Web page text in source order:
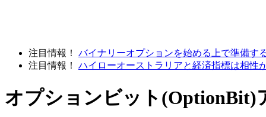
注目情報！
バイナリーオプションを始める上で準備す
注目情報！
ハイローオーストラリアと経済指標は相性
オプションビット(OptionBit)